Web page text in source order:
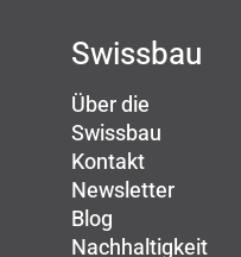
Swissbau
Über die
Swissbau
Kontakt
Newsletter
Blog
Nachhaltigkeit